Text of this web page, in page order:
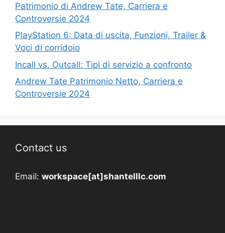
Patrimonio di Andrew Tate, Carriera e
Controversie 2024
PlayStation 6: Data di uscita, Funzioni, Trailer &
Voci di corridoio
Incall vs. Outcall: Tipi di servizio a confronto
Andrew Tate Patrimonio Netto, Carriera e
Controversie 2024
Contact us
Email: workspace[at]shantelllc.com